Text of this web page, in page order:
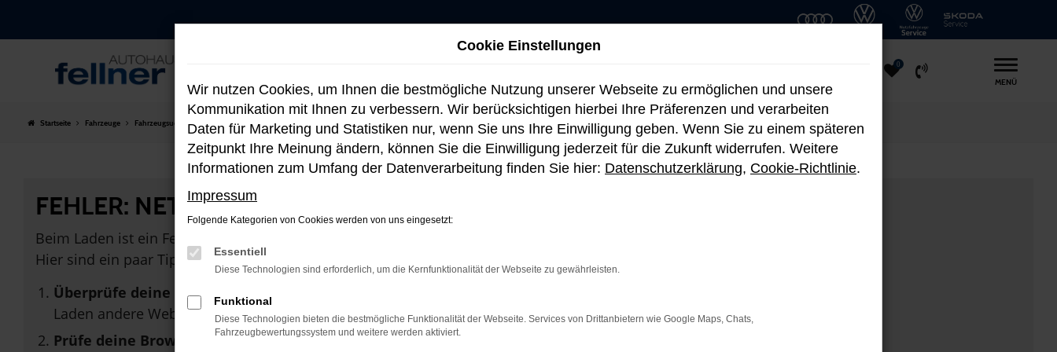
Hauptinhalt
MENÜ
0
Startseite Fahrzeuge Fahrzeugsuche
FEHLER: NETWORK ERROR
Beim Laden ist ein Fehler aufgetreten.
Hier sind ein paar Tipps, die dir helfen können:
Überprüfe deine Firewall und deine Internetverbindung.
Laden andere Webseiten, zum Beispiel deine Suchmaschine?
Prüfe deine Browsererweiterungen.
Cookie Einstellungen
Wir nutzen Cookies, um Ihnen die bestmögliche Nutzung unserer Webseite zu ermöglichen und unsere
Kommunikation mit Ihnen zu verbessern. Wir berücksichtigen hierbei Ihre Präferenzen und verarbeiten
Daten für Marketing und Statistiken nur, wenn Sie uns Ihre Einwilligung geben. Wenn Sie zu einem späteren
Zeitpunkt Ihre Meinung ändern, können Sie die Einwilligung jederzeit für die Zukunft widerrufen. Weitere
Informationen zum Umfang der Datenverarbeitung finden Sie hier: Datenschutzerklärung, Cookie-Richtlinie.
Impressum
Folgende Kategorien von Cookies werden von uns eingesetzt:
Essentiell
Diese Technologien sind erforderlich, um die Kernfunktionalität der Webseite zu gewährleisten.
Funktional
Diese Technologien bieten die bestmögliche Funktionalität der Webseite. Services von Drittanbietern wie Google Maps, Chats,
Fahrzeugbewertungssystem und weitere werden aktiviert.